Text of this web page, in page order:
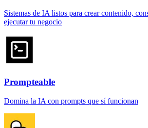
Sistemas de IA listos para crear contenido,
ejecutar tu negocio
Prompteable
Domina la IA con prompts que sí funcionan